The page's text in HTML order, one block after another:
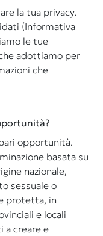
la tua privacy.
(Informativa
le tue
adottiamo per
che
opportunità.
basata su
nazionale,
sessuale o
protetta, in
e locali
a creare e